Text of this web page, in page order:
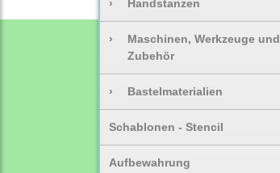
› Handstanzen
›
Maschinen, Werkzeuge und
Zubehör
› Bastelmaterialien
Schablonen - Stencil
Aufbewahrung